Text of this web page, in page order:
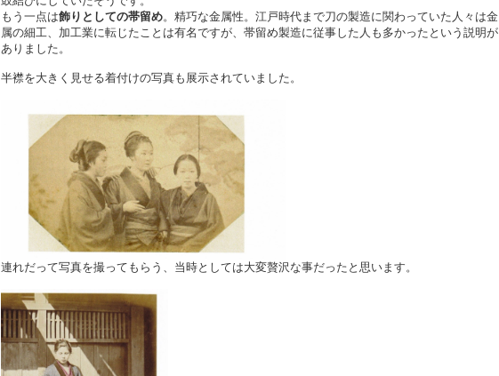
もう一点は飾りとしての帯留め。精巧な金属性。江戸時代まで刀の製造に関わっていた人々は金
属の細工、加工業に転じたことは有名ですが、帯留め製造に従事した人も多かったという説明が
ありました。
半襟を大きく見せる着付けの写真も展示されていました。
連れだって写真を撮ってもらう、当時としては大変贅沢な事だったと思います。